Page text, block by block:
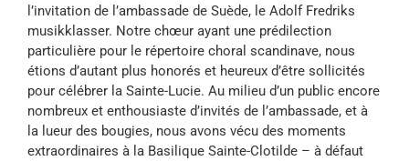
l’invitation de l’ambassade de Suède, le Adolf Fredriks
musikklasser. Notre chœur ayant une prédilection
particulière pour le répertoire choral scandinave, nous
étions d’autant plus honorés et heureux d’être sollicités
pour célébrer la Sainte-Lucie. Au milieu d’un public encore
nombreux et enthousiaste d’invités de l’ambassade, et à
la lueur des bougies, nous avons vécu des moments
extraordinaires à la Basilique Sainte-Clotilde – à défaut